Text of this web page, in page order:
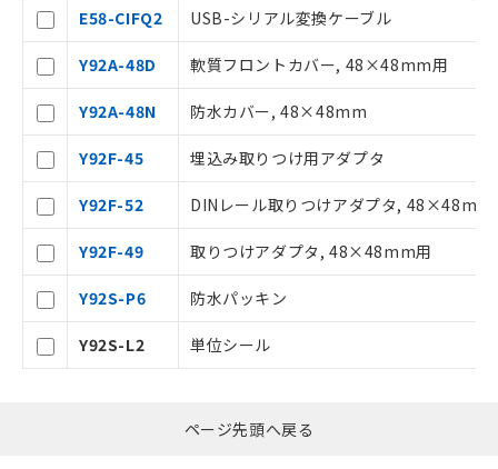
E58-CIFQ2 USB-シリアル変換ケーブル
Y92A-48D 軟質フロントカバー, 48×48mm用
Y92A-48N 防水カバー, 48×48mm
Y92F-45 埋込み取りつけ用アダプタ
Y92F-52 DINレール取りつけアダプタ, 48×48mm
Y92F-49 取りつけアダプタ, 48×48mm用
Y92S-P6 防水パッキン
Y92S-L2 単位シール
ページ先頭へ戻る
在庫なし(最新の在庫状況につ
いては、お客様のお取引先、ま
たはお客様担当のオムロン制御
機器販売店・当社販売員にご確
認ください)
空
白
受注生産機種、また在庫状況の
情報を公開していない機種
オムロン制御機器販売店や当社販売拠
点は「販売ネットワーク
」をご確認
ください。
在庫状況および標準価格結果を当社の
事前の承諾なく第三者に漏洩または開
示しないようお願いします。
マイパーツ機能（部品リスト作成サー
ビス）をご利用いただくには、I-Web
メンバーズにご登録されている必要が
あります。
お客様が当ウェブサイト上で当社にご
登録された部品リストについて、当社
および当社の共同利用者が、当社の製
品・サービスに関するお客様との取
引・商談に必要な範囲で利用すること
をご了承ください。
の共同利用に関して"
の「1.共同利
用者の範囲」に記載されている法人を